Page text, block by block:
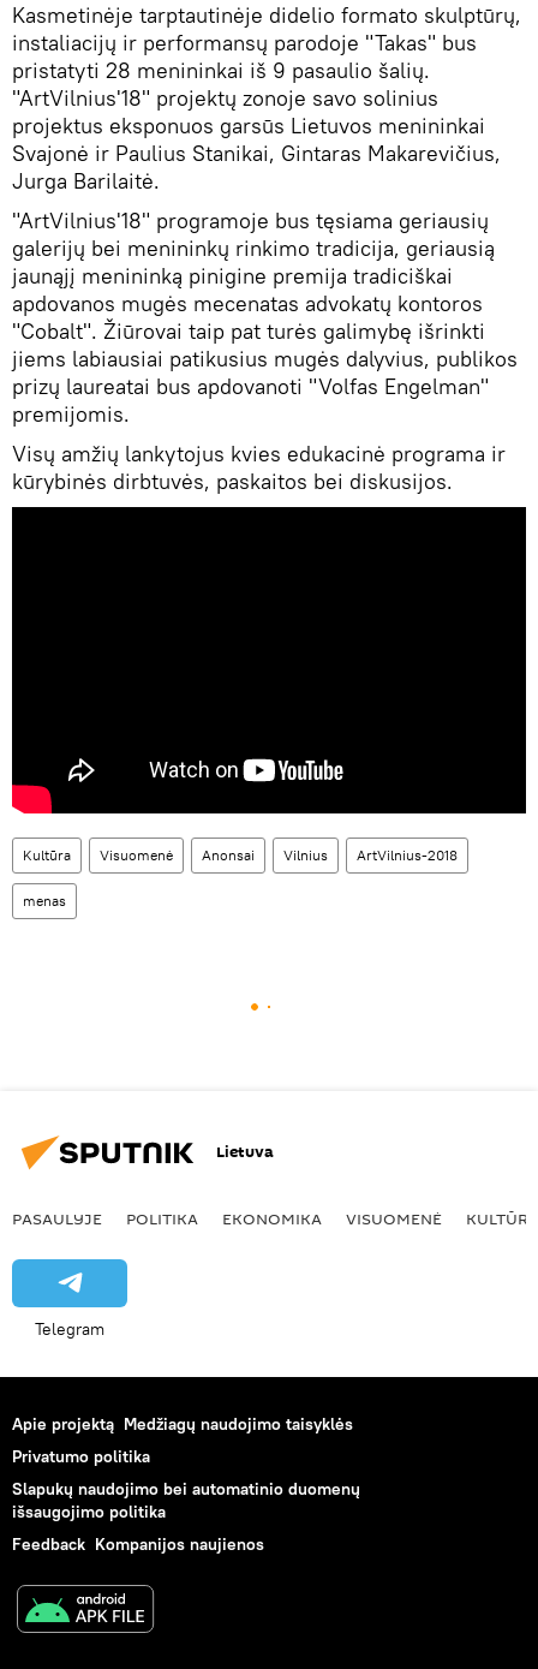
Kasmetinėje tarptautinėje didelio formato skulptūrų,
instaliacijų ir performansų parodoje "Takas" bus
pristatyti 28 menininkai iš 9 pasaulio šalių.
"ArtVilnius'18" projektų zonoje savo solinius
projektus eksponuos garsūs Lietuvos menininkai
Svajonė ir Paulius Stanikai, Gintaras Makarevičius,
Jurga Barilaitė.
"ArtVilnius'18" programoje bus tęsiama geriausių
galerijų bei menininkų rinkimo tradicija, geriausią
jaunąjį menininką pinigine premija tradiciškai
apdovanos mugės mecenatas advokatų kontoros
"Cobalt". Žiūrovai taip pat turės galimybę išrinkti
jiems labiausiai patikusius mugės dalyvius, publikos
prizų laureatai bus apdovanoti "Volfas Engelman"
premijomis.
Visų amžių lankytojus kvies edukacinė programa ir
kūrybinės dirbtuvės, paskaitos bei diskusijos.
Kultūra Visuomenė Anonsai Vilnius ArtVilnius-2018
menas
Lietuva
PASAULYJE POLITIKA EKONOMIKA VISUOMENĖ KULTŪRA
Telegram
Apie projektą Medžiagų naudojimo taisyklės
Privatumo politika
Slapukų naudojimo bei automatinio duomenų
išsaugojimo politika
Feedback Kompanijos naujienos